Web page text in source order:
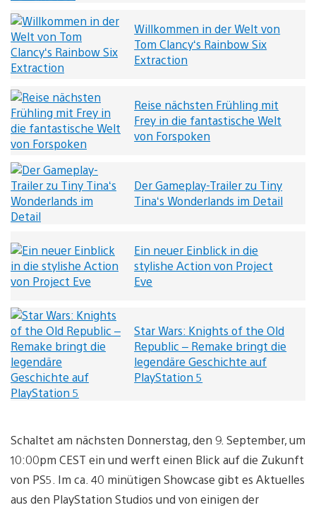
Willkommen in der Welt von
Tom Clancy‘s Rainbow Six
Extraction
Reise nächsten Frühling mit
Frey in die fantastische Welt
von Forspoken
Der Gameplay-Trailer zu Tiny
Tina‘s Wonderlands im Detail
Ein neuer Einblick in die
stylishe Action von Project
Eve
Star Wars: Knights of the Old
Republic – Remake bringt die
legendäre Geschichte auf
PlayStation 5
Schaltet am nächsten Donnerstag, den 9. September, um
10:00pm CEST ein und werft einen Blick auf die Zukunft
von PS5. Im ca. 40 minütigen Showcase gibt es Aktuelles
aus den PlayStation Studios und von einigen der